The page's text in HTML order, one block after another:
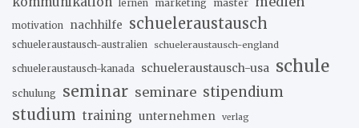
lernen marketing master
motivation nachhilfe schueleraustausch
schueleraustausch-australien schueleraustausch-england
schueleraustausch-kanada schueleraustausch-usa schule
schulung seminar seminare stipendium
studium training unternehmen verlag